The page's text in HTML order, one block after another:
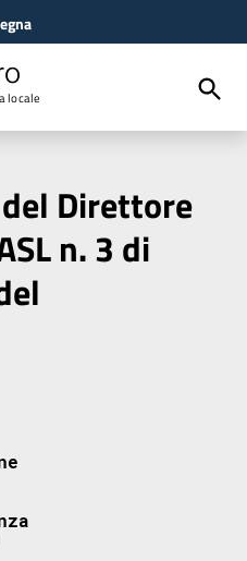
locale
Direttore
n. 3 di